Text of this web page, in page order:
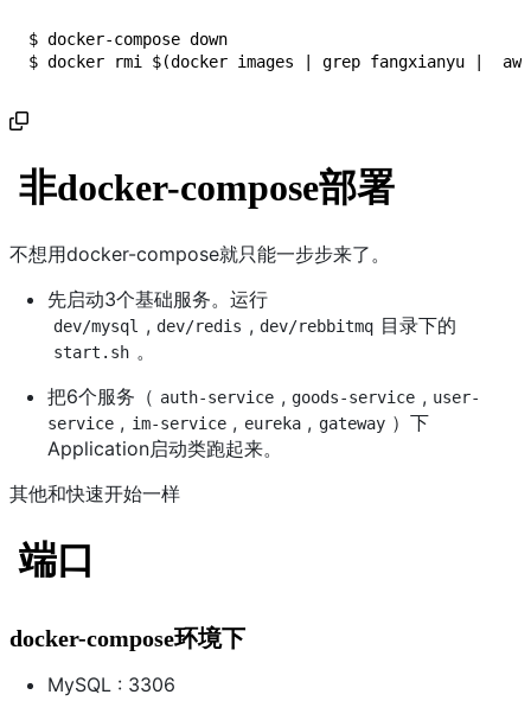
$ docker-compose down
$ docker rmi $(docker images | grep fangxianyu |
非docker-compose部署
不想用docker-compose就只能一步步来了。
先启动3个基础服务。运行
dev/mysql , dev/redis , dev/rebbitmq 目录下的
start.sh 。
把6个服务（ auth-service , goods-service , user-
service , im-service , eureka , gateway ）下
Application启动类跑起来。
其他和快速开始一样
端口
docker-compose环境下
MySQL : 3306